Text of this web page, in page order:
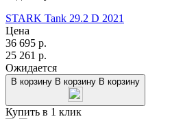
STARK Tank 29.2 D 2021
Цена
36 695 р.
25 261 р.
Ожидается
В корзину В корзину В корзину
Купить в 1 клик